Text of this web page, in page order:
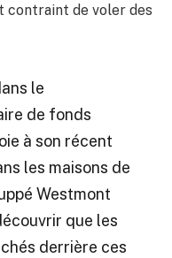
contraint de voler des
le
de fonds
à son récent
les maisons de
Westmont
que les
derrière ces